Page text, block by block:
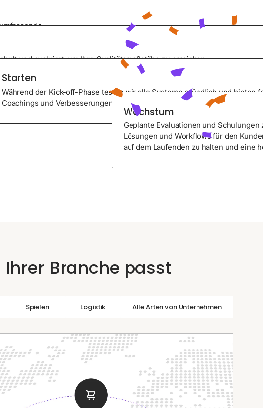
und richten
Geschäftsziele
und evaluiert, um Ihre Qualitätsmaßstäbe zu erreichen.
erfolgreich abschließen, um sicherzustellen, dass sie
einen herausragenden Kundenservice zu bieten.
Starten
Während der Kick-off-Phase testen wir alle Systeme gründlich und bieten
Coachings und Verbesserungen an, um Ihr Kundenerlebnis kontinuierlich
Wachstum
Wachstum
Geplante Evaluationen und
Lösungen und Workflows für den
auf dem Laufenden zu halten und eine
Branche passt
Spielen Logistik Alle Arten von Unternehmen